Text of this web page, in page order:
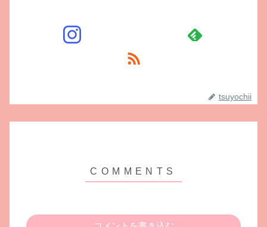
tsuyochii